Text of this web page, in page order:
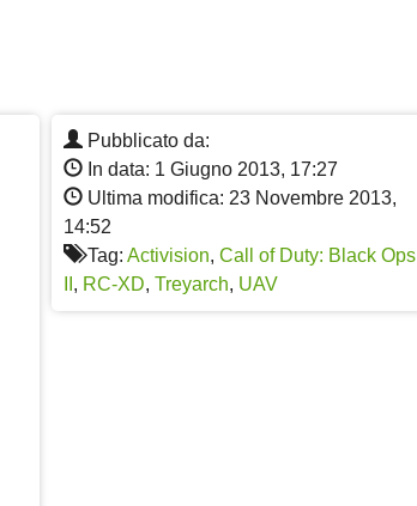
Pubblicato da:
In data: 1 Giugno 2013, 17:27
Ultima modifica: 23 Novembre 2013,
14:52
Tag: Activision, Call of Duty: Black Ops
, RC-XD, Treyarch, UAV